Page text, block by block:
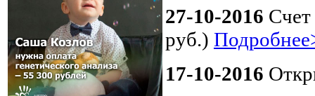
27-10-2016
руб.)
17-10-2016